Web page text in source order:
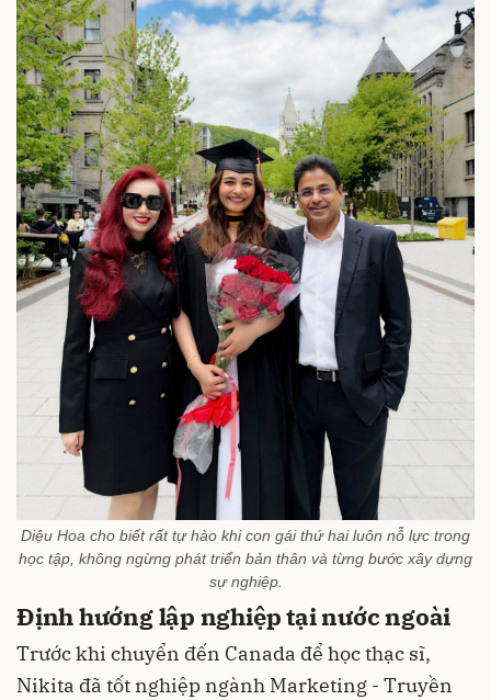
Diệu Hoa cho biết rất tự hào khi con gái thứ hai luôn nỗ lực trong
học tập, không ngừng phát triển bản thân và từng bước xây dựng
sự nghiệp.
Định hướng lập nghiệp tại nước ngoài
Trước khi chuyển đến Canada để học thạc sĩ,
Nikita đã tốt nghiệp ngành Marketing - Truyền